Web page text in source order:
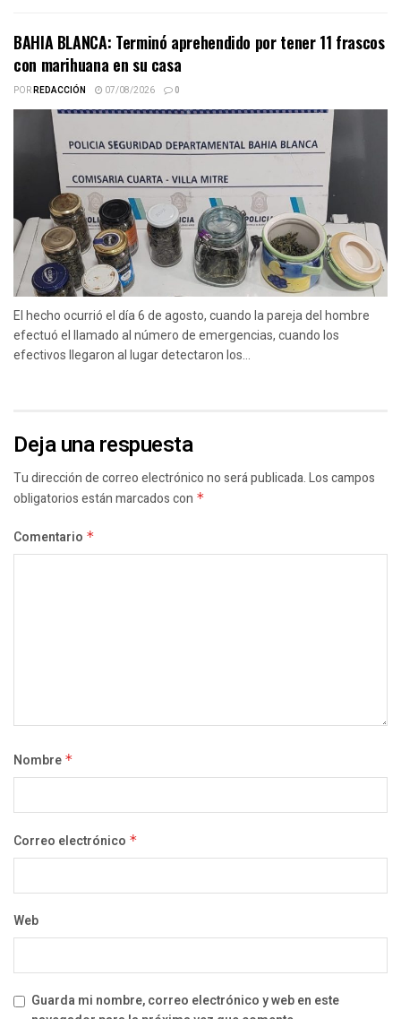
BAHIA BLANCA: Terminó aprehendido por tener 11 frascos
con marihuana en su casa
PORREDACCIÓN 07/08/2026 0
El hecho ocurrió el día 6 de agosto, cuando la pareja del hombre
efectuó el llamado al número de emergencias, cuando los
efectivos llegaron al lugar detectaron los...
Deja una respuesta
Tu dirección de correo electrónico no será publicada.Los campos
obligatorios están marcados con *
Comentario *
Nombre *
Correo electrónico *
Web
Guarda mi nombre, correo electrónico y web en este